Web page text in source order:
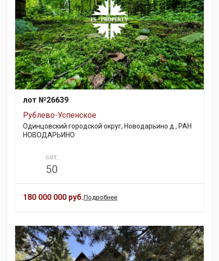
лот №26639
Рублево-Успенское
Одинцовский городской округ, Новодарьино д., РАН
НОВОДАРЬИНО
СОТ.
50
180 000 000 руб.Подробнее